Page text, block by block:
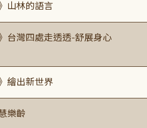
山林的語言
台灣四處走透透-舒展身心
繪出新世界
樂齡